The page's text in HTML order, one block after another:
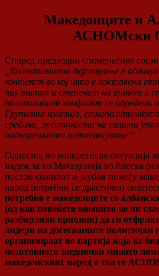
Македонците и
АСНОМски
Според предходно споменатиот
„Колективното дејствуање е
контекст во кој што е поставена
пак типот и степенот на типот и
политичкиот конфликт се одредени
Групната кохезија,
средина, жестокоста на силата
надворешното поттикнување“
Односно, во конкретнава ситуација
надеж за во Македонија во блиска
постои соживот и љубов помеѓу
народ потребни се драстични
потребно е македонците со
(од кои повеќето воопшто не ни
разбирливи причини) да ги
лидери на досегашните политички
организираат во партија која ќе
позитивното заедничко минато
македонскиот народ а тоа се